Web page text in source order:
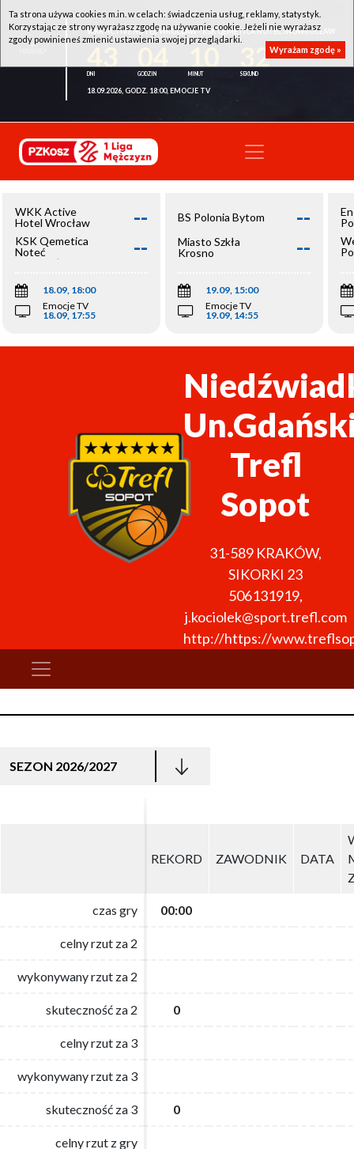
WKK ACTIVE HOTEL WROCŁAW - KSK QEMETICA NOTEĆ INOWROCŁAW
32
18.09.2026, GODZ. 18:00, EMOCJE TV
WKK Active
Hotel Wrocław
--
KSK Qemetica
Noteć
Inowrocław
--
18.09, 18:00
Emocje TV
18.09, 17:55
BS Polonia Bytom --
Miasto Szkła
Krosno
--
19.09, 15:00
Emocje TV
19.09, 14:55
Trefl
Sopot
31-589 KRAKÓW,
SIKORKI 23
506131919,
j.kociolek@sport.trefl.com
http://https://
SEZON 2026/2027
REKORD ZAWODNIK DATA
czas gry 00:00
celny rzut za 2
wykonywany rzut za 2
skuteczność za 2 0
celny rzut za 3
wykonywany rzut za 3
skuteczność za 3 0
celny rzut z gry
REKORD ZAWODNIK DATA
czas gry 00:00
celny rzut za 2
wykonywany rzut za 2
skuteczność za 2 0
celny rzut za 3
wykonywany rzut za 3
skuteczność za 3 0
celny rzut z gry
Ta strona używa cookies m.in. w celach: świadczenia usług, reklamy, statystyk.
Korzystając ze strony wyrażasz zgodę na używanie cookie. Jeżeli nie wyrażasz
zgody powinieneś zmienić ustawienia swojej przeglądarki.
Wyrażam zgodę »